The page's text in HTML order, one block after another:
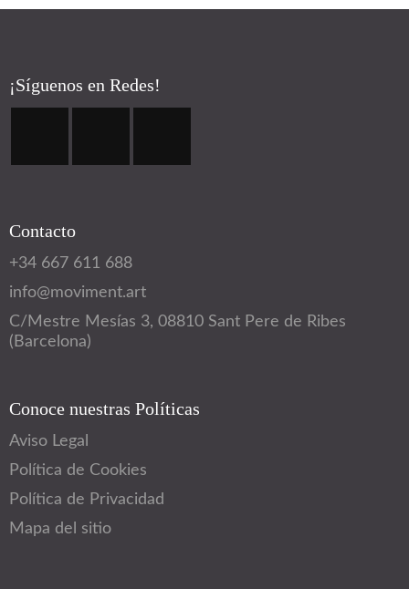
¡Síguenos en Redes!
Contacto
+34 667 611 688
info@moviment.art
C/Mestre Mesías 3, 08810 Sant Pere de Ribes
(Barcelona)
Conoce nuestras Políticas
Aviso Legal
Política de Cookies
Política de Privacidad
Mapa del sitio